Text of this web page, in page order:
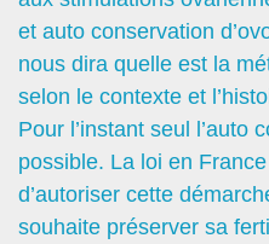
et auto conservation
nous dira quelle est la
selon le contexte et
Pour l’instant seul l’auto
possible. La loi en
d’autoriser cette
souhaite préserver sa